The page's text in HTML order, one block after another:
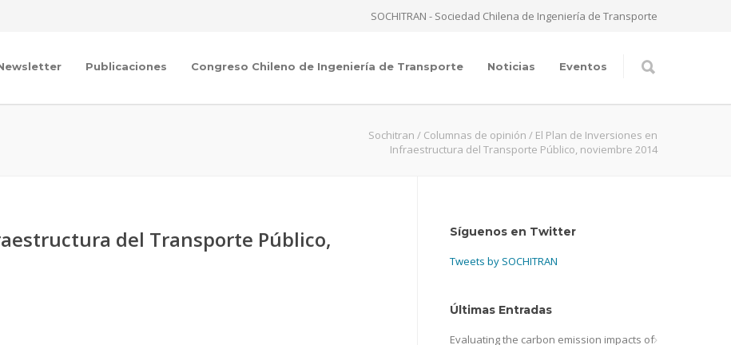
SOCHITRAN - Sociedad Chilena de Ingeniería de Transporte
Publicaciones Congreso Chileno de Ingeniería de Transporte Noticias Eventos
Sochitran / Columnas de opinión / El Plan de Inversiones en
Infraestructura del Transporte Público, noviembre 2014
del Transporte Público,
Síguenos en Twitter
Tweets by SOCHITRAN
Últimas Entradas
Evaluating the carbon emission impacts of